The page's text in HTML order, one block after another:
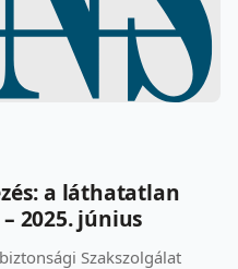
a láthatatlan
– 2025. június
Szakszolgálat